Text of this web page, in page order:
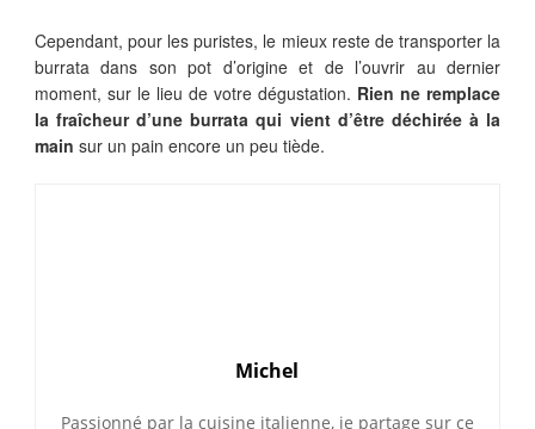
Cependant, pour les puristes, le mieux reste de transporter la
burrata dans son pot d’origine et de l’ouvrir au dernier
moment, sur le lieu de votre dégustation. Rien ne remplace
la fraîcheur d’une burrata qui vient d’être déchirée à la
main sur un pain encore un peu tiède.
Michel
Passionné par la cuisine italienne, je partage sur ce